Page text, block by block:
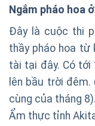
Ngắm pháo hoa
Đây là cuộc thi
thầy pháo hoa từ
tài tại đây. Có tới
lên bầu trời
cùng của tháng 8).
Ẩm thực tỉnh